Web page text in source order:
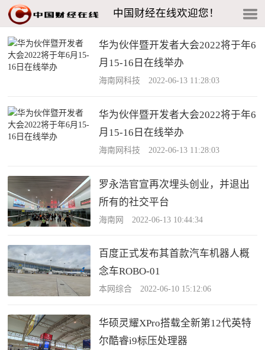
中国财经在线欢迎您！
华为伙伴暨开发者大会2022将于年6
月15-16日在线举办
海南网科技 2022-06-13 11:28:03
华为伙伴暨开发者大会2022将于年6
月15-16日在线举办
海南网科技 2022-06-13 11:28:03
罗永浩官宣再次埋头创业，并退出
所有的社交平台
海南网 2022-06-13 10:44:34
百度正式发布其首款汽车机器人概
念车ROBO-01
本网综合 2022-06-10 15:12:06
华硕灵耀XPro搭载全新第12代英特
尔酷睿i9标压处理器